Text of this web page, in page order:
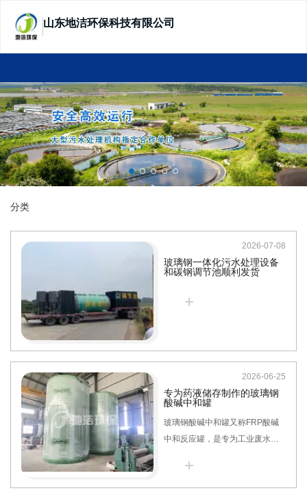
山东地洁环保科技有限公司
分类
2026-07-08
玻璃钢一体化污水处理设备
和碳钢调节池顺利发货
+
2026-06-25
专为药液储存制作的玻璃钢
酸碱中和罐
玻璃钢酸碱中和罐又称FRP酸碱
中和反应罐，是专为工业废水、
设计的一体化反应处理设备。设
备集成进水、自动加药、搅拌中
+